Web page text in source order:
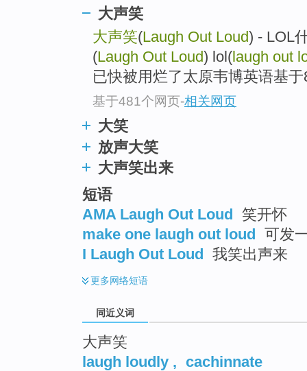
大声笑
大声笑(Laugh Out Loud) - LOL
(Laugh Out Loud) lol( laugh out
已快被用烂了太原韦博英语基
基于481个网页-相关网页
大笑
放声大笑
大声笑出来
短语
AMA Laugh Out Loud 笑开怀
make one laugh out loud 可发
I Laugh Out Loud 我笑出声来
更多网络短语
同近义词
大声笑
laugh loudly , cachinnate